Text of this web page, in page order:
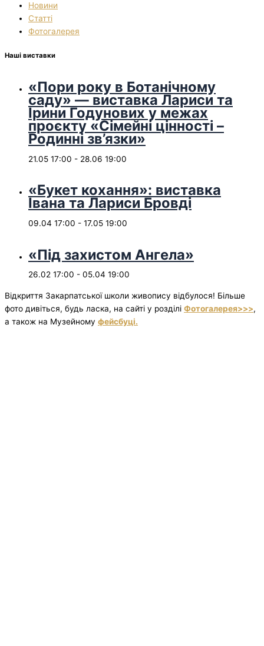
Новини
Статті
Фотогалерея
Наші виставки
«Пори року в Ботанічному
саду» — виставка Лариси та
Ірини Годунових у межах
проєкту «Сімейні цінності –
Родинні зв’язки»
21.05 17:00 - 28.06 19:00
«Букет кохання»: виставка
Івана та Лариси Бровді
09.04 17:00 - 17.05 19:00
«Під захистом Ангела»
26.02 17:00 - 05.04 19:00
Відкриття Закарпатської школи живопису відбулося! Більше
фото дивіться, будь ласка, на сайті у розділі Фотогалерея>>>,
а також на Музейному фейсбуці.